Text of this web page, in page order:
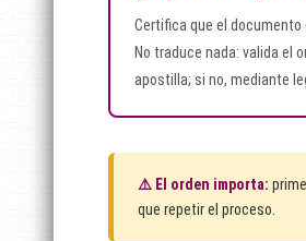
Certifica que el documento
No traduce nada: valida el
apostilla; si no, mediante
⚠️ El orden importa:
que repetir el proceso.